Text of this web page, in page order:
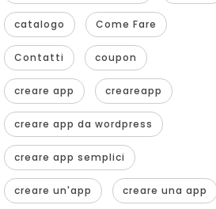
catalogo Come Fare
Contatti coupon
creare app creareapp
creare app da wordpress
creare app semplici
creare un'app creare una app